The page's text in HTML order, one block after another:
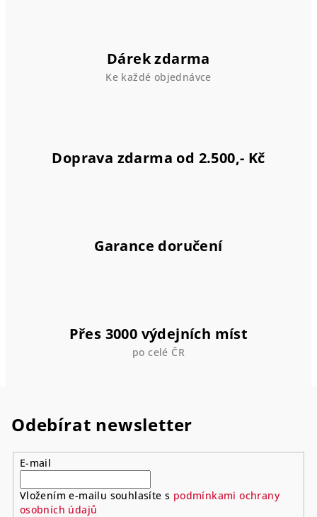
í
p
r
ý
Dárek zdarma
Ke každé objednávce
Doprava zdarma od 2.500,- Kč
Garance doručení
Přes 3000 výdejních míst
po celé ČR
Odebírat newsletter
E-mail
Vložením e-mailu souhlasíte s podmínkami ochrany
osobních údajů